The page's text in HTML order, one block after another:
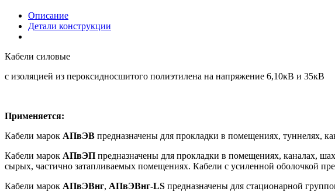
Описание
Детали конструкции
Кабели силовые
с изоляцией из пероксидносшитого полиэтилена на напряжение 6,10кВ и 35кВ
Применяется:
Кабели марок АПвЭВ предназначены для прокладки в помещениях, туннелях,
Кабели марок АПвЭП предназначены для прокладки в помещениях, каналах,
сырых, частично затапливаемых помещениях. Кабели с усиленной оболочкой
Кабели марок АПвЭВнг, АПвЭВнг-LS предназначены для стационарной